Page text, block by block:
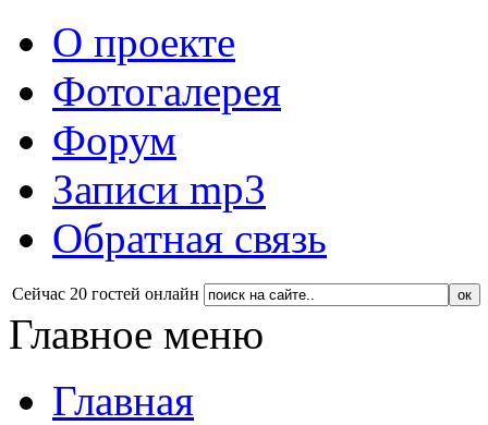
О проекте
Фотогалерея
Форум
Записи mp3
Обратная связь
Сейчас 20 гостей онлайн
Главное меню
Главная